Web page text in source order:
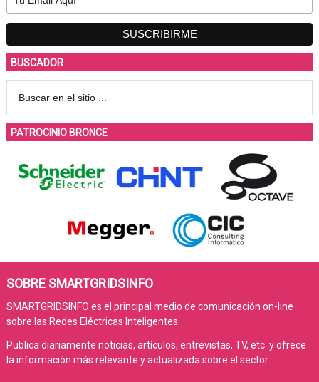
BUSCADOR
PATROCINIO BRONCE
SOBRE SMARTGRIDSINFO
SMARTGRIDSINFO es el principal medio de comunicación on-line
sobre las Redes Eléctricas Inteligentes.
Publica diariamente noticias, artículos, entrevistas, TV, etc. y ofrece
la información más relevante y actualizada sobre el sector.